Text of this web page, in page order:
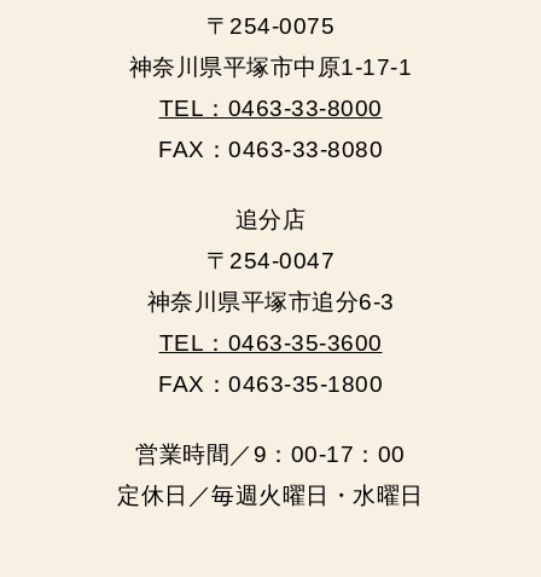
〒254-0075
神奈川県平塚市中原1-17-1
TEL：0463-33-8000
FAX：0463-33-8080
追分店
〒254-0047
神奈川県平塚市追分6-3
TEL：0463-35-3600
FAX：0463-35-1800
営業時間／9：00‐17：00
定休日／毎週火曜日・水曜日